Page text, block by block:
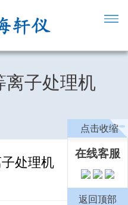
离子处理机
处理机
点击收缩
在线客服
返回顶部